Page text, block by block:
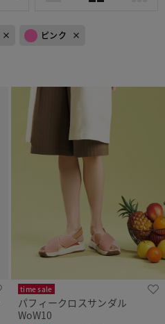
ピンク
time sale
パフィークロスサンダル
WoW10